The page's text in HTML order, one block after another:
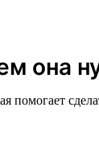
она